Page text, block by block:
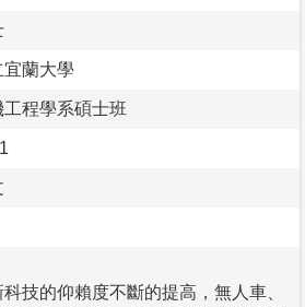
宜蘭大學
工程學系碩士班
技的仰賴度不斷的提高，無人車、